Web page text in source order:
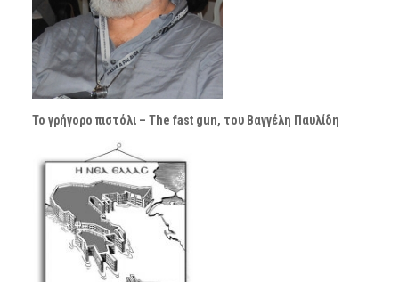
Το γρήγορο πιστόλι – The fast gun, του Βαγγέλη Παυλίδη